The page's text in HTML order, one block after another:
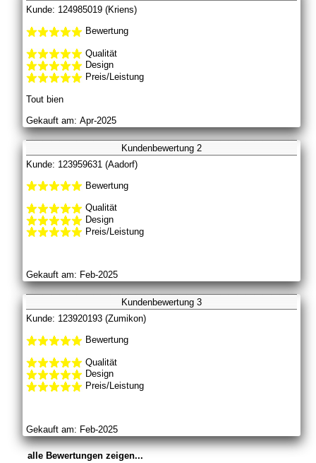
Kunde: 124985019 (Kriens)
Bewertung
Qualität
Design
Preis/Leistung
Tout bien
Gekauft am: Apr-2025
Kundenbewertung 2
Kunde: 123959631 (Aadorf)
Bewertung
Qualität
Design
Preis/Leistung
Gekauft am: Feb-2025
Kundenbewertung 3
Kunde: 123920193 (Zumikon)
Bewertung
Qualität
Design
Preis/Leistung
Gekauft am: Feb-2025
alle Bewertungen zeigen...